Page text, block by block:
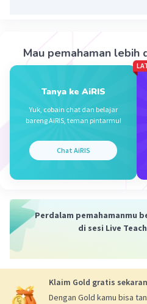
Mau pemahaman lebih
Tanya ke AiRIS
Yuk, cobain chat dan belajar
bareng AiRIS, teman pintarmu!
Chat AiRIS
Perdalam pemahamanmu
di sesi Live
Klaim Gold gratis
Dengan Gold kamu bisa